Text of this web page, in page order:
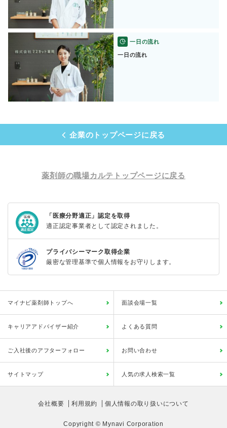
一日の流れ
一日の流れ
企業のトップページに戻る
薬剤師の職場カルテトップページに戻る
「医療分野適正」認定を取得
適正認定事業者として認定されました。
プライバシーマーク取得企業
厳密な管理基準で個人情報をお守りします。
マイナビ薬剤師トップへ 面談会場一覧
キャリアアドバイザー紹介 よくある質問
ご入社後のアフターフォロー お問い合わせ
サイトマップ 人気の求人検索一覧
会社概要 利用規約 個人情報の取り扱いについて
Copyright © Mynavi Corporation